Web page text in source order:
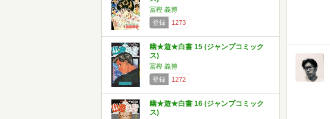
冨樫 義博
登録
1273
幽★遊★白書 15 (ジャンプコミック
ス)
冨樫 義博
登録
1272
幽★遊★白書 16 (ジャンプコミック
ス)